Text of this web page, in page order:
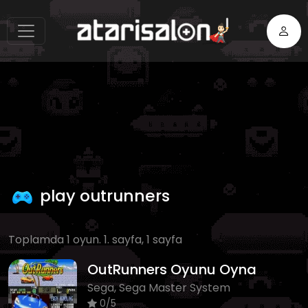
play outrunners
Toplamda 1 oyun. 1. sayfa, 1 sayfa
OutRunners Oyunu Oyna
Sega, Sega Master System
0/5